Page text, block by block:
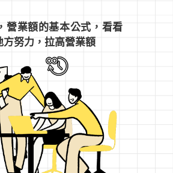
營業額的基本公式 ，看看
努力，拉高營業額